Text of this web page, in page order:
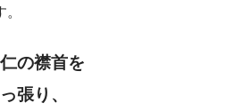
の襟首を
張り、